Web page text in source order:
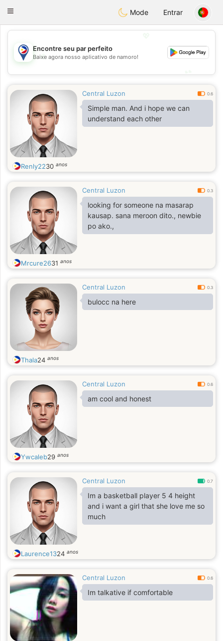
PhilippinesChat
Toggle
Mode Entrar
💖
💕
Encontre seu par perfeito
Baixe agora nosso aplicativo de namoro!
Central Luzon 0.6
Simple man. And i hope we can
understand each other
Renly2230 anos
Central Luzon 0.3
looking for someone na masarap
kausap. sana meroon dito., newbie
po ako.,
Mrcure2631 anos
Central Luzon 0.3
bulocc na here
Thala24 anos
Central Luzon 0.6
am cool and honest
Ywcaleb29 anos
Central Luzon 0.7
Im a basketball player 5 4 height
and i want a girl that she love me so
much
Laurence1324 anos
Central Luzon 0.6
Im talkative if comfortable